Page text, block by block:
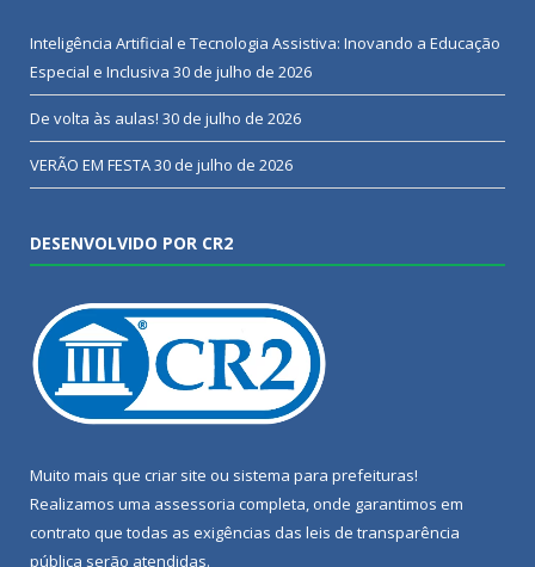
Inteligência Artificial e Tecnologia Assistiva: Inovando a Educação
Especial e Inclusiva 30 de julho de 2026
De volta às aulas! 30 de julho de 2026
VERÃO EM FESTA30 de julho de 2026
DESENVOLVIDO POR CR2
Muito mais que criar site ou sistema para prefeituras!
Realizamos uma assessoria completa, onde garantimos em
contrato que todas as exigências das leis de transparência
pública serão atendidas.